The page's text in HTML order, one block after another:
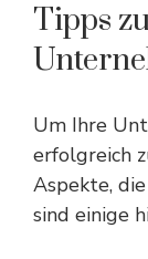
Tipps
Um Ihre
erfolgreich
Aspekte,
sind einige